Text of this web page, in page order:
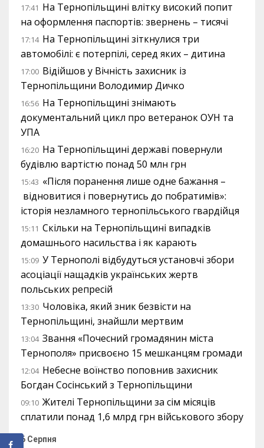
17:41 На Тернопільщині влітку високий попит
на оформлення паспортів: звернень – тисячі
17:14 На Тернопільщині зіткнулися три
автомобілі: є потерпілі, серед яких – дитина
17:00 Відійшов у Вічність захисник із
Тернопільщини Володимир Дичко
16:56 На Тернопільщині знімають
документальний цикл про ветеранок ОУН та
УПА
16:20 На Тернопільщині державі повернули
будівлю вартістю понад 50 млн грн
15:43 «Після поранення лише одне бажання –
відновитися і повернутись до побратимів»:
історія незламного тернопільського гвардійця
15:11 Скільки на Тернопільщині випадків
домашнього насильства і як карають
15:09 У Тернополі відбудуться установчі збори
асоціації нащадків українських жертв
польських репресій
13:30 Чоловіка, який зник безвісти на
Тернопільщині, знайшли мертвим
13:04 Звання «Почесний громадянин міста
Тернополя» присвоєно 15 мешканцям громади
12:04 Небесне воїнство поповнив захисник
Богдан Сосінський з Тернопільщини
09:10 Жителі Тернопільщини за сім місяців
сплатили понад 1,6 млрд грн військового збору
6 Серпня